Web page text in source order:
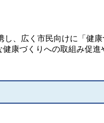
、広く市民向けに「健康
康づくりへの取組み促進